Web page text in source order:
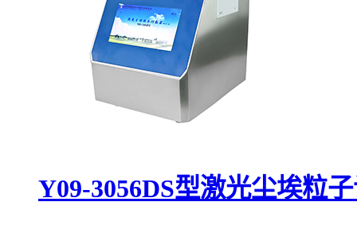
Y09-3056DS型激光尘埃粒